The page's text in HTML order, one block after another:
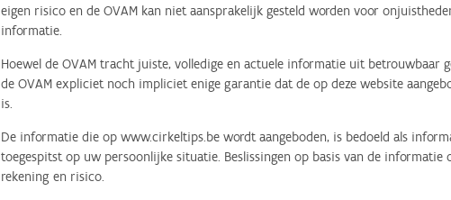
eigen risico en de OVAM kan niet aansprakelijk gesteld worden voor
informatie.
Hoewel de OVAM tracht juiste, volledige en actuele informatie uit betrouwbaar
de OVAM expliciet noch impliciet enige garantie dat de op deze website
is.
De informatie die op www.cirkeltips.be wordt aangeboden, is bedoeld als
toegespitst op uw persoonlijke situatie. Beslissingen op basis van de informatie
rekening en risico.